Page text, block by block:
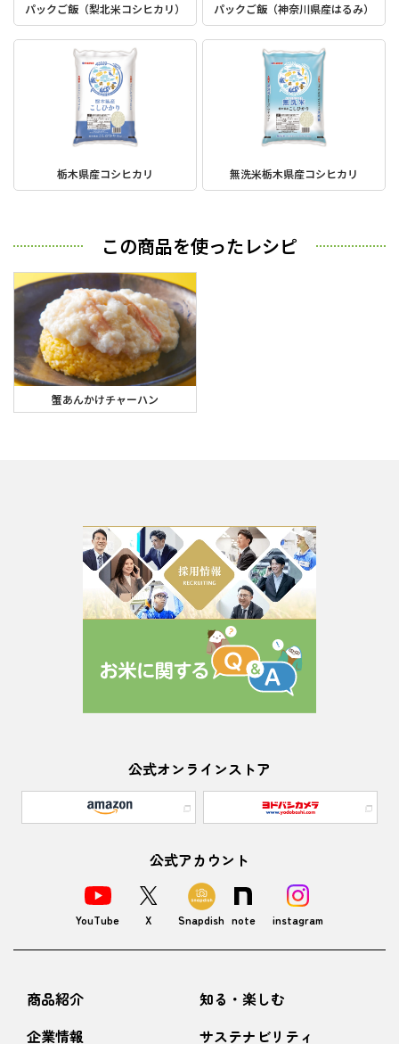
パックご飯（梨北米コシヒカリ） パックご飯（神奈川県産はるみ）
栃木県産コシヒカリ 無洗米栃木県産コシヒカリ
この商品を使ったレシピ
蟹あんかけチャーハン
公式オンラインストア
公式アカウント
YouTube X Snapdish note instagram
商品紹介
知る・楽しむ
企業情報
サステナビリティ